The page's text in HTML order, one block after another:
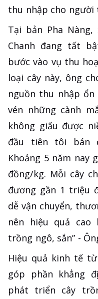
thu nhập cho người
Tại bản Pha Nàng,
Chanh đang tất
bước vào vụ thu
loại cây này, ông
nguồn thu nhập
vén những cành
không giấu được
đầu tiên tôi bán
Khoảng 5 năm nay
đồng/kg. Mỗi cây
đương gần 1 triệu
dễ vận chuyển,
nên hiệu quả
trồng ngô, sắn” -
Hiệu quả kinh tế
góp phần khẳng
phát triển cây